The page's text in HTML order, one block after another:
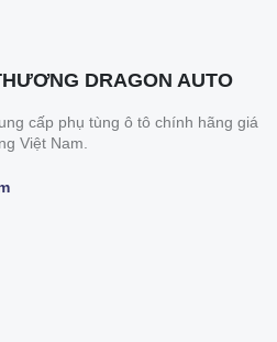
DRAGON AUTO
cấp phụ tùng ô tô chính hãng giá
Việt Nam.